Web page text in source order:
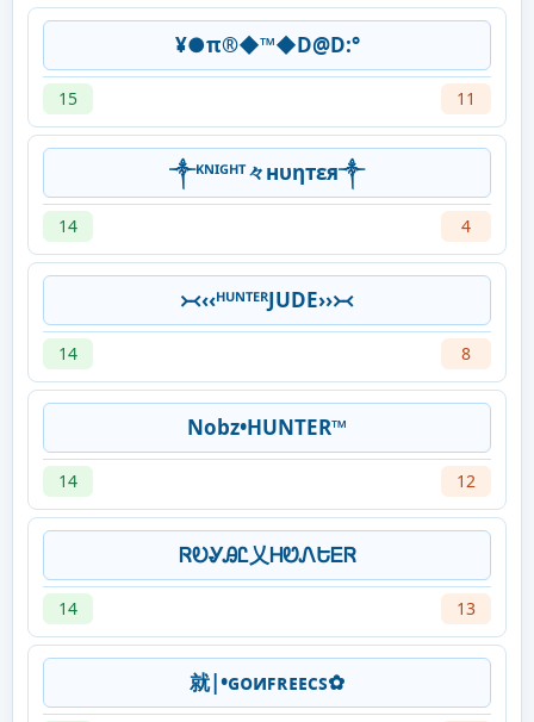
¥●π®◆™◆D@D:°
15 11
༒ᴷᴺᴵᴳᴴᵀ々нυηтεя༒
14 4
᚛᚜‹‹ᴴᵁᴺᵀᴱᴿJUDE››᚛᚜
14 8
Nobz•HUNTER™
14 12
ᏒᎧᎽᎯᏝ乂ᎻᏬᏁԵᎬᏒ
14 13
就|•ɢᴏиꜰʀᴇᴇᴄꜱ✿